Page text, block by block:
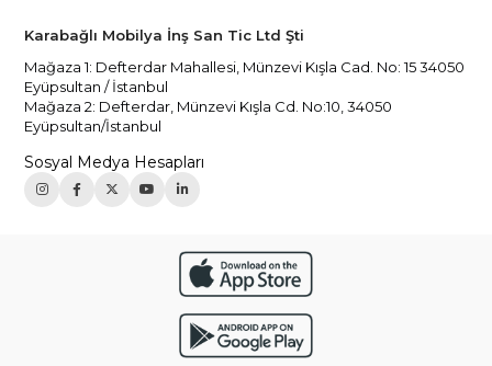
Karabağlı Mobilya İnş San Tic Ltd Şti
Mağaza 1: Defterdar Mahallesi, Münzevi Kışla Cad. No: 15 34050
Eyüpsultan / İstanbul
Mağaza 2: Defterdar, Münzevi Kışla Cd. No:10, 34050
Eyüpsultan/İstanbul
Sosyal Medya Hesapları